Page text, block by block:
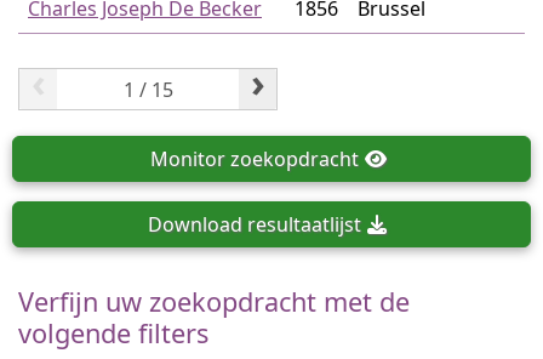
Charles Joseph De Becker
1856 Brussel
‹ ›
Monitorzoekopdracht
Download resultaatlijst
Verfijn uw zoekopdracht met de
volgende filters